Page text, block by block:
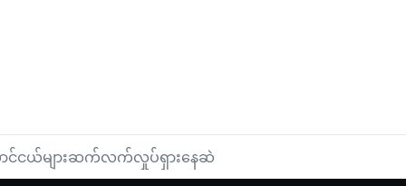
ာင်ငယ်များဆက်လက်လှုပ်ရှားနေဆဲ